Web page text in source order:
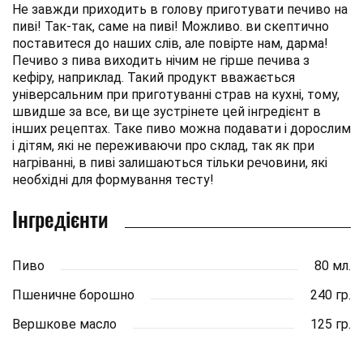
Не завжди приходить в голову приготувати печиво на
пиві! Так-так, саме на пиві! Можливо. ви скептично
поставитеся до наших слів, але повірте нам, дарма!
Печиво з пива виходить нічим не гірше печива з
кефіру, наприклад. Такий продукт вважається
універсальним при приготуванні страв на кухні, тому,
швидше за все, ви ще зустрінете цей інгредієнт в
інших рецептах. Таке пиво можна подавати і дорослим
і дітям, які не переживаючи про склад, так як при
нагріванні, в пиві залишаються тільки речовини, які
необхідні для формування тесту!
Інгредієнти
Пиво
80 мл.
Пшеничне борошно
240 гр.
Вершкове масло
125 гр.